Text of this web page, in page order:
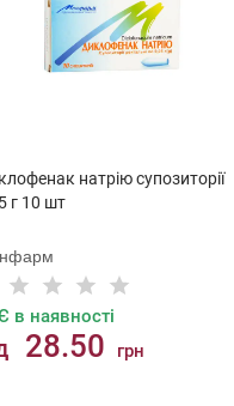
натрію супозиторії
г 10 шт
в наявності
28.50 грн